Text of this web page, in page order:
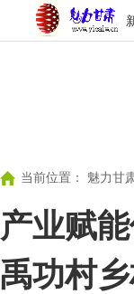
当前位置： 魅力甘
产业赋
禹功村